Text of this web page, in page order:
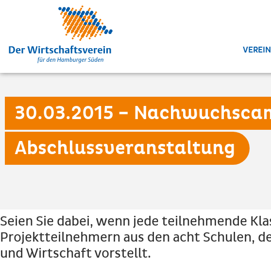
VEREIN
30.03.2015 –
Abschlussveranstaltung
Seien Sie dabei, wenn jede teilnehmende
Projektteilnehmern aus den acht Schulen,
und Wirtschaft vorstellt.